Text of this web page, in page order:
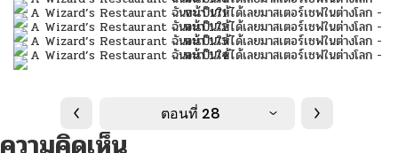
ตอนที่ 28